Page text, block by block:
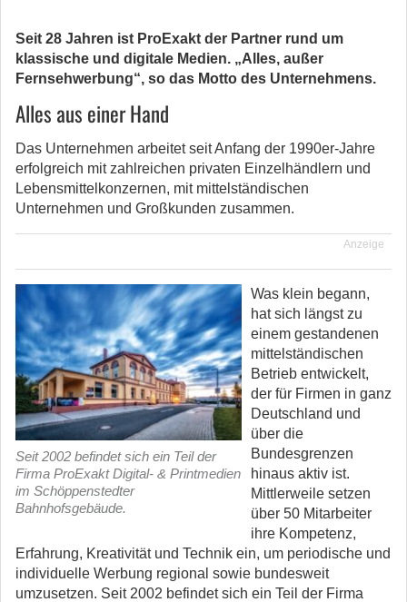
Seit 28 Jahren ist ProExakt der Partner rund um
klassische und digitale Medien. „Alles, außer
Fernsehwerbung“, so das Motto des Unternehmens.
Alles aus einer Hand
Das Unternehmen arbeitet seit Anfang der 1990er-Jahre
erfolgreich mit zahlreichen privaten Einzelhändlern und
Lebensmittelkonzernen, mit mittelständischen
Unternehmen und Großkunden zusammen.
Anzeige
Seit 2002 befindet sich ein Teil der
Firma ProExakt Digital- & Printmedien
im Schöppenstedter
Bahnhofsgebäude.
Was klein begann,
hat sich längst zu
einem gestandenen
mittelständischen
Betrieb entwickelt,
der für Firmen in ganz
Deutschland und
über die
Bundesgrenzen
hinaus aktiv ist.
Mittlerweile setzen
über 50 Mitarbeiter
ihre Kompetenz,
Erfahrung, Kreativität und Technik ein, um periodische und
individuelle Werbung regional sowie bundesweit
umzusetzen. Seit 2002 befindet sich ein Teil der Firma